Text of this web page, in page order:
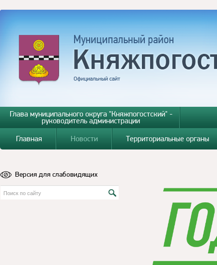
Глава муниципального округа "Княжпогостский" -
руководитель администрации
Главная
Новости Территориальные органы
Версия для слабовидящих